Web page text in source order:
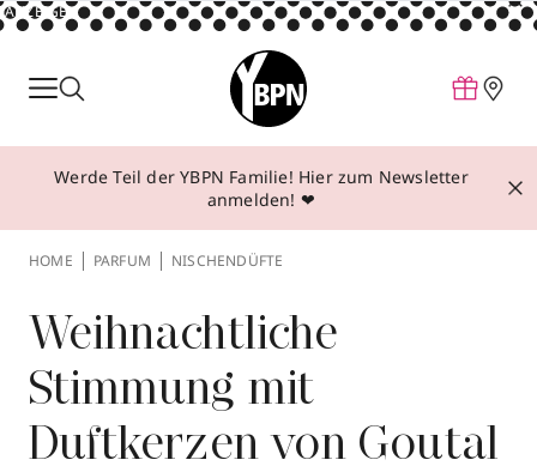
ANZEIGE
Parfum
Make-up
Behandlungen
Über YBPN
Aktionen
Storefinder
Werde Teil der YBPN Familie! Hier zum Newsletter
anmelden! ❤
HOME PARFUM NISCHENDÜFTE
Weihnachtliche
Stimmung mit
Duftkerzen von Goutal